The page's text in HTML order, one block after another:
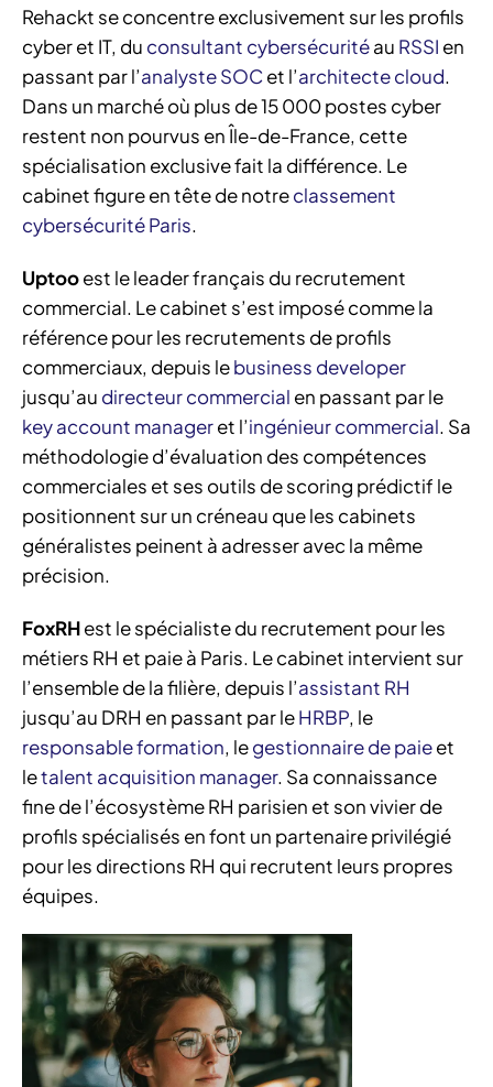
Rehackt se concentre exclusivement sur les profils
cyber et IT, du consultant cybersécuritéau RSSI en
passant par l’analyste SOCet l’architecte cloud.
Dans un marché où plus de 15 000 postes cyber
restent non pourvus en Île-de-France, cette
spécialisation exclusive fait la différence. Le
cabinet figure en tête de notreclassement
cybersécurité Paris.
Uptooest le leader français du recrutement
commercial. Le cabinet s’est imposé comme la
référence pour les recrutements de profils
commerciaux, depuis lebusiness developer
jusqu’au directeur commercial en passant par le
key account manageret l’ingénieur commercial. Sa
méthodologie d’évaluation des compétences
commerciales et ses outils de scoring prédictif le
positionnent sur un créneau que les cabinets
généralistes peinent à adresser avec la même
précision.
FoxRHest le spécialiste du recrutement pour les
métiers RH et paie à Paris. Le cabinet intervient sur
l’ensemble de la filière, depuis l’assistant RH
jusqu’au DRH en passant par leHRBP, le
responsable formation, legestionnaire de paieet
letalent acquisition manager. Sa connaissance
fine de l’écosystème RH parisien et son vivier de
profils spécialisés en font un partenaire privilégié
pour les directions RH qui recrutent leurs propres
équipes.